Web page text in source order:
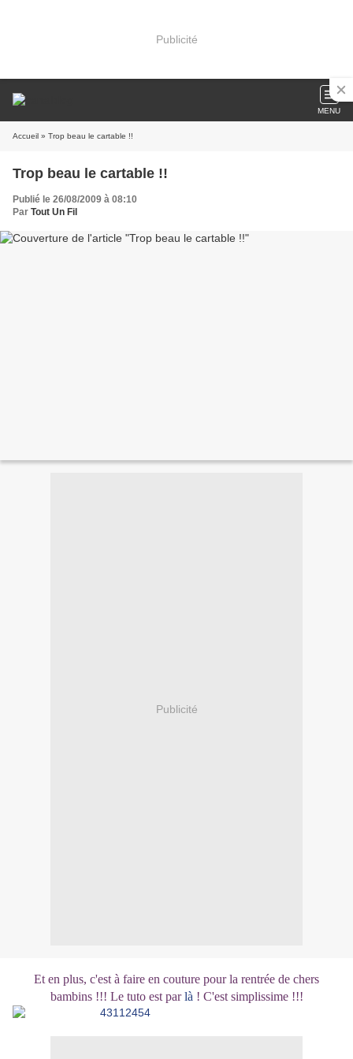
Publicité
MENU
Accueil » Trop beau le cartable !!
Trop beau le cartable !!
Publié le 26/08/2009 à 08:10
Par Tout Un Fil
Publicité
Et en plus, c'est à faire en couture pour la rentrée de chers
bambins !!! Le tuto est parlà ! C'est simplissime !!!